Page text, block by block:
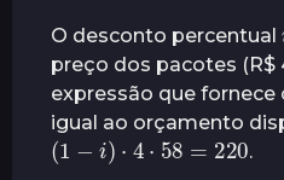
O desconto percentual
preço dos pacotes (R$
expressão que
igual ao orçamento
(1− i)⋅4⋅58=220
.